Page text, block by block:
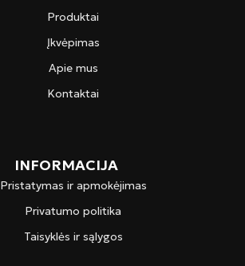
Produktai
Įkvėpimas
Apie mus
Kontaktai
INFORMACIJA
Pristatymas ir apmokėjimas
Privatumo politika
Taisyklės ir sąlygos